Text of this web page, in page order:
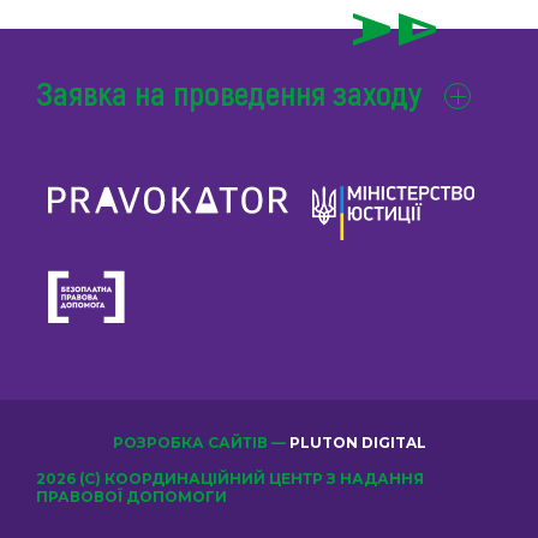
Заявка на проведення заходу
2026 (С) КООРДИНАЦІЙНИЙ ЦЕНТР З НАДАННЯ
ПРАВОВОЇ ДОПОМОГИ
РОЗРОБКА САЙТІВ — PLUTON DIGITAL